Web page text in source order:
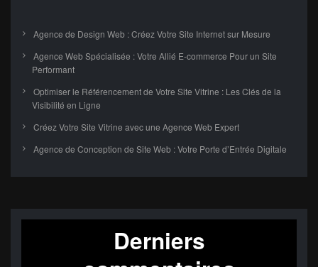
Agence de Design Web : Créez Votre Site Internet sur Mesure
Agence Web Spécialisée : Votre Allié E-commerce Pour un Site
Performant
Optimiser le Référencement de Votre Site Vitrine : Les Clés de la
Visibilité en Ligne
Créez Votre Site Vitrine avec une Agence Web Expert
Agence de Conception de Site Web : Votre Porte d’Entrée Digitale
Derniers